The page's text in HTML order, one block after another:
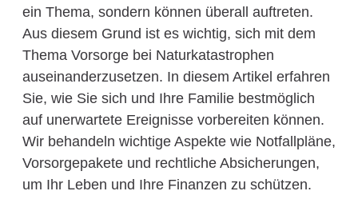
ein Thema, sondern können überall auftreten.
Aus diesem Grund ist es wichtig, sich mit dem
Thema Vorsorge bei Naturkatastrophen
auseinanderzusetzen. In diesem Artikel erfahren
Sie, wie Sie sich und Ihre Familie bestmöglich
auf unerwartete Ereignisse vorbereiten können.
Wir behandeln wichtige Aspekte wie Notfallpläne,
Vorsorgepakete und rechtliche Absicherungen,
um Ihr Leben und Ihre Finanzen zu schützen.